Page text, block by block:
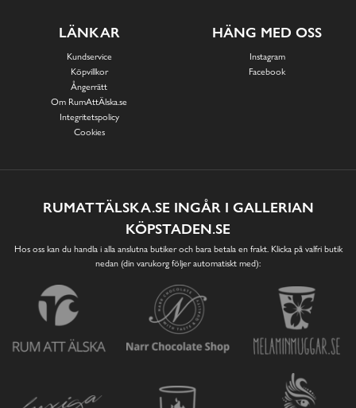
LÄNKAR
Kundservice
Köpvillkor
Ångerrätt
Om RumAttÄlska.se
Integritetspolicy
Cookies
HÄNG MED OSS
Instagram
Facebook
RUMATTÄLSKA.SE INGÅR I GALLERIAN
KÖPSTADEN.SE
Hos oss kan du handla i alla anslutna butiker och bara betala en frakt. Klicka på valfri butik
nedan (din varukorg följer automatiskt med):